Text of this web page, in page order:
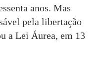
anos. Mas
pela libertação
a Lei Áurea, em 13